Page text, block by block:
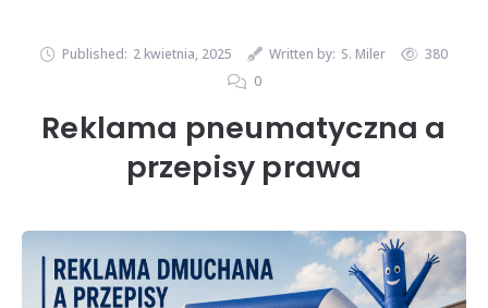
Published: 2 kwietnia, 2025 Written by: S. Miler
380
0
Reklama pneumatyczna a
przepisy prawa